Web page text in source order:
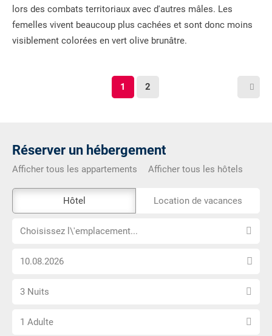
lors des combats territoriaux avec d'autres mâles. Les
femelles vivent beaucoup plus cachées et sont donc moins
visiblement colorées en vert olive brunâtre.
1 2
Réserver un hébergement
Afficher tous les appartements Afficher tous les hôtels
de
réservation
n\'est
accessible
Hôtel Location de vacances
Choisissez
Choisissez l\'emplacement...
Choisissez
date
Sélectionnez
nombre
3 Nuits
Choisissez
1 Adulte